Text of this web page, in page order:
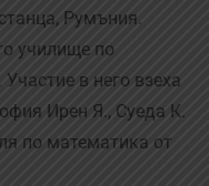
Румъния.
училище по
в него взеха
Ирен Я., Суеда К.
по математика от